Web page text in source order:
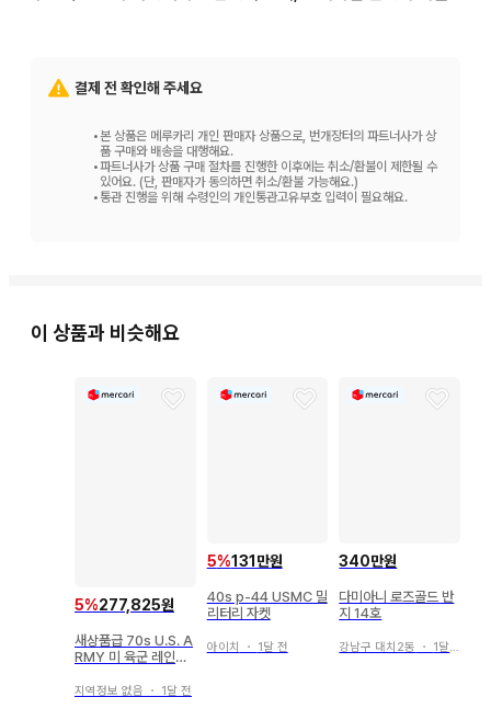
입니다.
[ 스타일링 ]
네이비 밀리터리 코트를 메인으로, 이너에는 고급스러운 화이트
옥스포드 셔츠, 하의에는 와이드 치노 팬츠나 색이 빠진 데님을
기장: 112
[ 소재 ] : 폴리에스테르, 나일론, 코튼
결제 전 확인해 주세요
•본 상품은 메루카리 개인 판매자 상품으로, 번개장터의 파트너사가 상
품 구매와 배송을 대행해요.
•파트너사가 상품 구매 절차를 진행한 이후에는 취소/환불이 제한될 수
있어요. (단, 판매자가 동의하면 취소/환불 가능해요.)
•통관 진행을 위해 수령인의 개인통관고유부호 입력이 필요해요.
이 상품과 비슷해요
5%277,825원
새상품급 70s U.S. A
RMY 미 육군 레인코
지역정보 없음 ・ 1달 전
5%131만원
40s p-44 USMC 밀
리터리 자켓
아이치 ・ 1달 전
340만원
다미아니 로즈골드 반
지 14호
강남구 대치2동 ・ 1달 전